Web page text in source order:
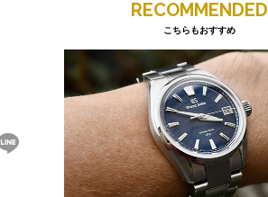
RECOMMENDED
こちらもおすすめ